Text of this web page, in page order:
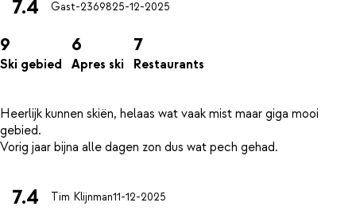
7.4 Gast-2369825-12-2025
9
Ski gebied
6
Apres ski
7
Restaurants
Heerlijk kunnen skiën, helaas wat vaak mist maar giga mooi
gebied.
7.4 Tim Klijnman11-12-2025